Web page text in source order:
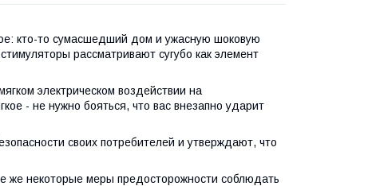
кто-то сумасшедший дом и ужасную шоковую
рассматривают сугубо как элемент
электрическом воздействии на
- не нужно бояться, что вас внезапно ударит
своих потребителей и утверждают, что
же некоторые меры предосторожности соблюдать